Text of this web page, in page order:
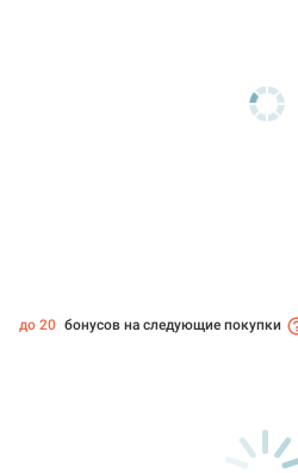
до 20 бонусов на следующие покупки